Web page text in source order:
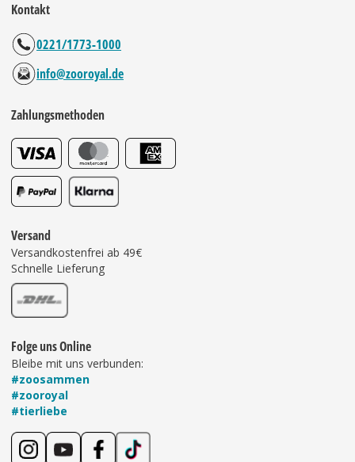
Kontakt
0221/1773-1000
info@zooroyal.de
Zahlungsmethoden
Versand
Versandkostenfrei ab 49€
Schnelle Lieferung
Folge uns Online
Bleibe mit uns verbunden:
#zoosammen
#zooroyal
#tierliebe